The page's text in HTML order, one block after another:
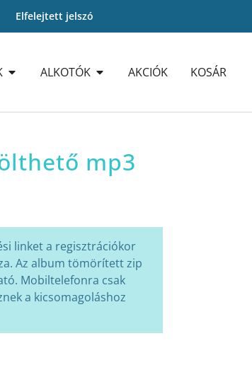
Elfelejtett jelszó
ALKOTÓK AKCIÓK KOSÁR
mp3
linket a regisztrációkor
Az album tömörített zip
Mobiltelefonra csak
a kicsomagoláshoz